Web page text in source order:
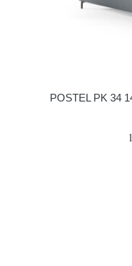
POSTEL PK 34